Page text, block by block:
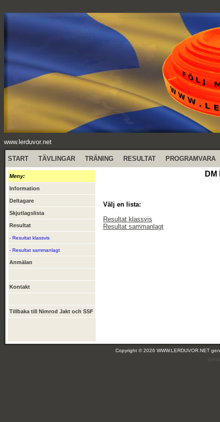
www.lerduvor.net
START TÄVLINGAR TRÄNING RESULTAT PROGRAMVARA
Meny:
Information
Deltagare
Skjutlagslista
Resultat
- Resultat klassvis
- Resultat sammanlagt
Anmälan
Kontakt
Tillbaka till Nimrod Jakt och SSF
Välj en lista:
Resultat klassvis
Resultat sammanlagt
Copyright © 2026 WWW.LERDUVOR.NET